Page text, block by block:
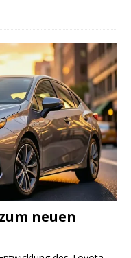
neuen